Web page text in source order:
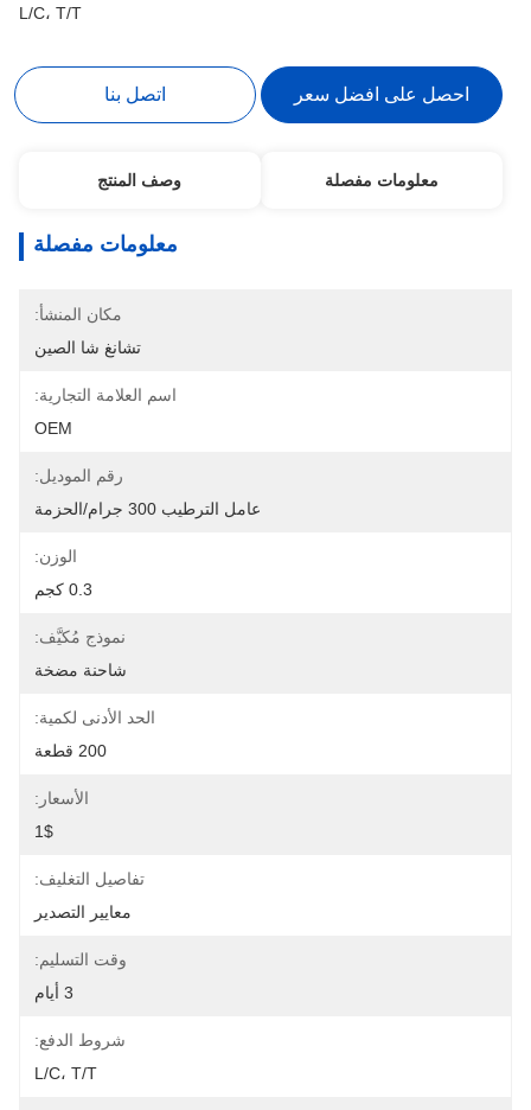
L/C، T/T
احصل على افضل سعر اتصل بنا
معلومات مفصلة وصف المنتج
معلومات مفصلة
مكان المنشأ:
تشانغ شا الصين
اسم العلامة التجارية:
OEM
رقم الموديل:
عامل الترطيب 300 جرام/الحزمة
الوزن:
0.3 كجم
نموذج مُكيَّف:
شاحنة مضخة
الحد الأدنى لكمية:
200 قطعة
الأسعار:
1$
تفاصيل التغليف:
معايير التصدير
وقت التسليم:
3 أيام
شروط الدفع:
L/C، T/T